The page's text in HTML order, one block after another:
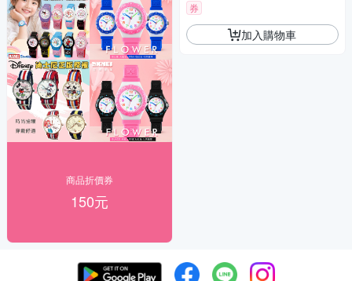
商品折價券
150元
券
加入購物車